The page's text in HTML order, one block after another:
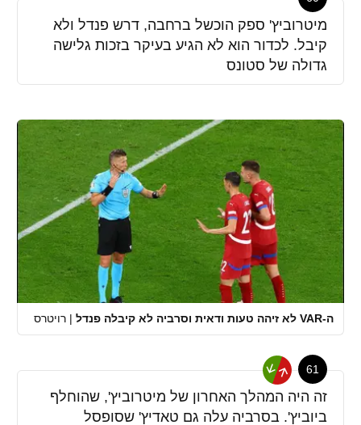
מיטרוביץ' ספק הוכשל ברחבה, דרש פנדל ולא
קיבל. לכדור הוא לא הגיע בעיקר בזכות גלישה
גדולה של סטונס
ה-VAR לא זיהה טעות ודאית וסרביה לא קיבלה פנדל | רויטרס
61
זה היה המהלך האחרון של מיטרוביץ', שהוחלף
ביוביץ'. בסרביה עלה גם טאדיץ' שסופסל